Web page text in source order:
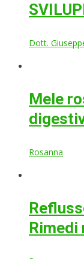
Dott.
Mele
Rosanna
Rimedi